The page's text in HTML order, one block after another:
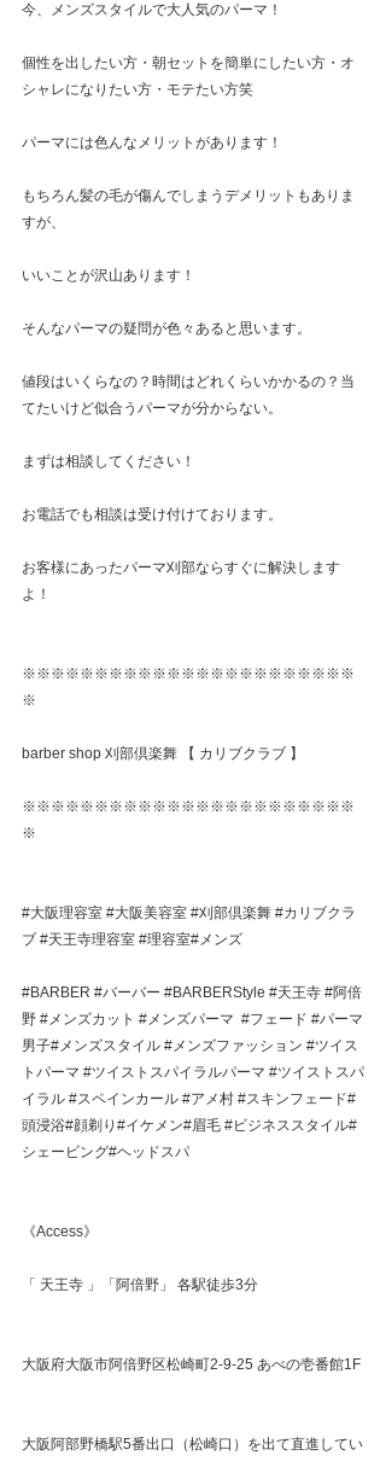
今、メンズスタイルで大人気のパーマ！
個性を出したい方・朝セットを簡単にしたい方・オ
シャレになりたい方・モテたい方笑
パーマには色んなメリットがあります！
もちろん髪の毛が傷んでしまうデメリットもありま
すが、
いいことが沢山あります！
そんなパーマの疑問が色々あると思います。
値段はいくらなの？時間はどれくらいかかるの？当
てたいけど似合うパーマが分からない。
まずは相談してください！
お電話でも相談は受け付けております。
お客様にあったパーマ刈部ならすぐに解決します
よ！
※※※※※※※※※※※※※※※※※※※※※※※
※
barber shop 刈部倶楽舞 【 カリブクラブ 】
※※※※※※※※※※※※※※※※※※※※※※※
※
#大阪理容室 #大阪美容室 #刈部倶楽舞 #カリブクラ
ブ #天王寺理容室 #理容室#メンズ
#BARBER #バーバー #BARBERStyle #天王寺 #阿倍
野 #メンズカット #メンズパーマ #フェード #パーマ
男子#メンズスタイル #メンズファッション #ツイス
トパーマ #ツイストスパイラルパーマ #ツイストスパ
イラル #スペインカール #アメ村 #スキンフェード#
頭浸浴#顔剃り#イケメン#眉毛 #ビジネススタイル#
シェービング#ヘッドスパ
《Access》
「 天王寺 」「阿倍野」 各駅徒歩3分
大阪府大阪市阿倍野区松崎町2-9-25 あべの壱番館1F
大阪阿部野橋駅5番出口（松崎口）を出て直進してい